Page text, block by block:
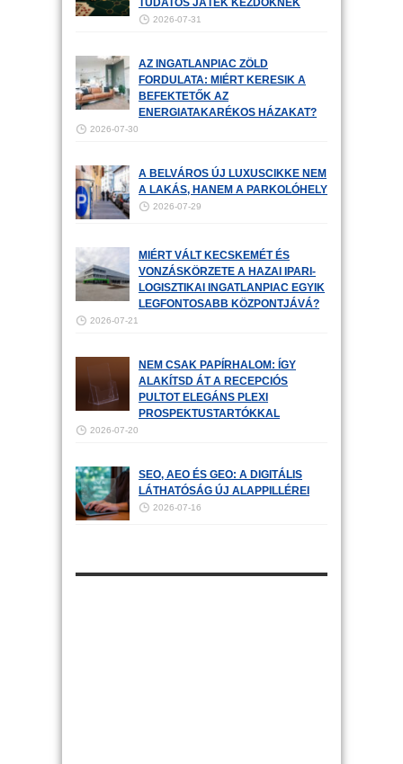
TUDATOS JÁTÉK KEZDŐKNEK
2026-07-31
AZ INGATLANPIAC ZÖLD
FORDULATA: MIÉRT KERESIK A
BEFEKTETŐK AZ
ENERGIATAKARÉKOS HÁZAKAT?
2026-07-30
A BELVÁROS ÚJ LUXUSCIKKE NEM
A LAKÁS, HANEM A PARKOLÓHELY
2026-07-29
MIÉRT VÁLT KECSKEMÉT ÉS
VONZÁSKÖRZETE A HAZAI IPARI-
LOGISZTIKAI INGATLANPIAC EGYIK
LEGFONTOSABB KÖZPONTJÁVÁ?
2026-07-21
NEM CSAK PAPÍRHALOM: ÍGY
ALAKÍTSD ÁT A RECEPCIÓS
PULTOT ELEGÁNS PLEXI
PROSPEKTUSTARTÓKKAL
2026-07-20
SEO, AEO ÉS GEO: A DIGITÁLIS
LÁTHATÓSÁG ÚJ ALAPPILLÉREI
2026-07-16